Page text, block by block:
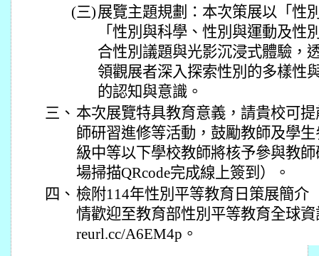
(三)展覽主題規劃：本次策展以「性
「性別與科學、性別與運動及性
合性別議題與光影沉浸式體驗，
領觀展者深入探索性別的多樣性
的認知與意識。
三、 本次展覽特具教育意義，請貴校可
師研習進修等活動，鼓勵教師及學
級中等以下學校教師將核予參與教
場掃描QRcode完成線上簽到）。
四、 檢附114年性別平等教育日策展簡介
情歡迎至教育部性別平等教育全球
reurl.cc/A6EM4p。